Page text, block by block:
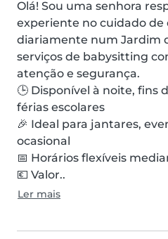
Olá! Sou uma senhora
experiente no cuidado de
diariamente num Jardim
serviços de babysitting
atenção e segurança.
🕒 Disponível à noite, fins
férias escolares
🎉 Ideal para jantares,
ocasional
📅 Horários flexíveis
💶 Valor..
Ler mais